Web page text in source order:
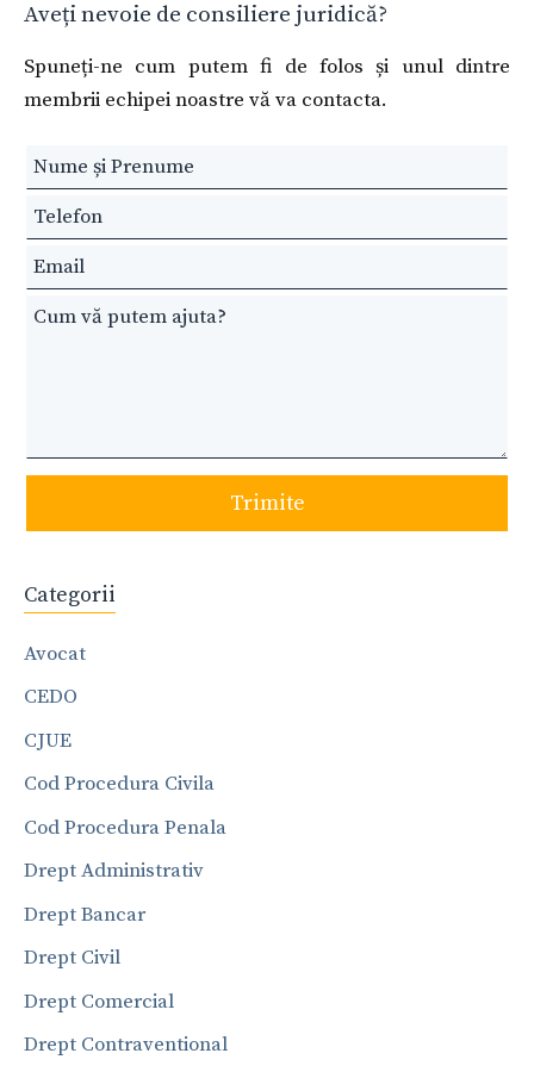
Aveți nevoie de consiliere juridică?
Spuneți-ne cum putem fi de folos și unul dintre
membrii echipei noastre vă va contacta.
Leave
this
field
blank
Trimite
Categorii
Avocat
CEDO
CJUE
Cod Procedura Civila
Cod Procedura Penala
Drept Administrativ
Drept Bancar
Drept Civil
Drept Comercial
Drept Contraventional